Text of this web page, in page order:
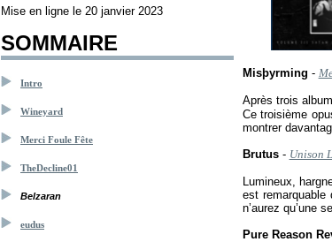
Mise en ligne le 20 janvier 2023
SOMMAIRE
Intro
Wineyard
Merci Foule Fête
TheDecline01
Belzaran
eudus
Misþyrming -
Après trois
Ce troisième
montrer
Brutus- Unison
Lumineux,
est remarquable
n’aurez qu’une
Pure Reason